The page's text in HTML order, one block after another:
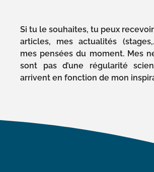
Si tu le souhaites, tu peux
articles, mes actualités
mes pensées du moment. Mes
sont pas d’une régularité
arrivent en fonction de mon